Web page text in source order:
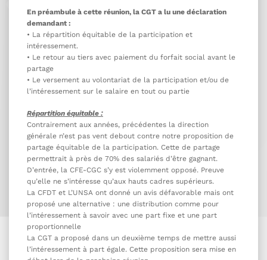
En préambule à cette réunion, la CGT a lu une déclaration
demandant :
• La répartition équitable de la participation et
intéressement.
• Le retour au tiers avec paiement du forfait social avant le
partage
• Le versement au volontariat de la participation et/ou de
l’intéressement sur le salaire en tout ou partie
Répartition équitable :
Contrairement aux années, précédentes la direction
générale n’est pas vent debout contre notre proposition de
partage équitable de la participation. Cette de partage
permettrait à près de 70% des salariés d’être gagnant.
D’entrée, la CFE-CGC s’y est violemment opposé. Preuve
qu’elle ne s’intéresse qu’aux hauts cadres supérieurs.
La CFDT et L’UNSA ont donné un avis défavorable mais ont
proposé une alternative : une distribution comme pour
l’intéressement à savoir avec une part fixe et une part
proportionnelle
La CGT a proposé dans un deuxième temps de mettre aussi
l’intéressement à part égale. Cette proposition sera mise en